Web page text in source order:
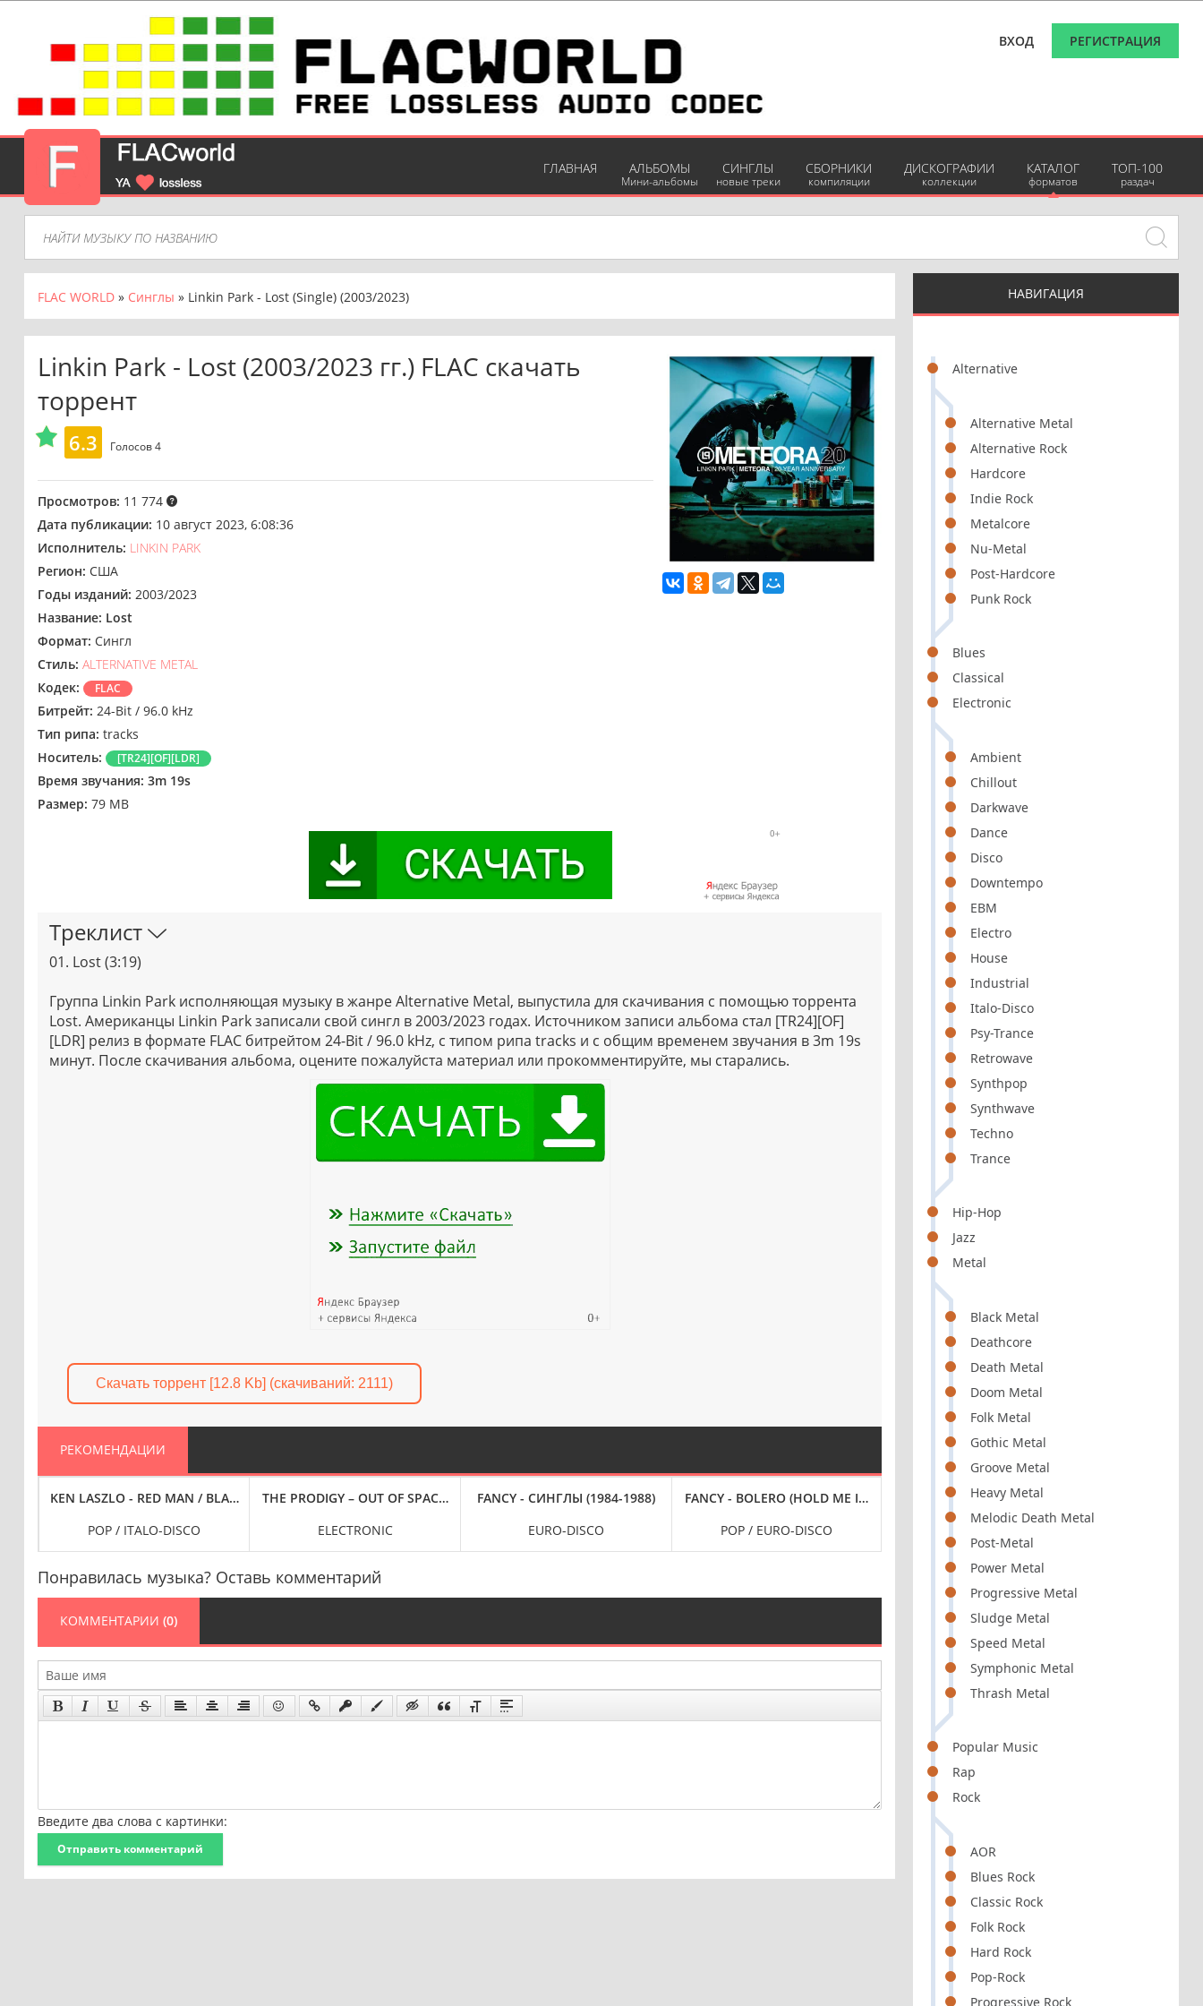
ВХОД РЕГИСТРАЦИЯ
ГЛАВНАЯ АЛЬБОМЫ
Мини-альбомы
СИНГЛЫ
новые треки
СБОРНИКИ
компиляции
ДИСКОГРАФИИ
коллекции
КАТАЛОГ
форматов
ТОП-100
раздач
НАВИГАЦИЯ
Alternative
Alternative Metal
Alternative Rock
Hardcore
Indie Rock
Metalcore
Nu-Metal
Post-Hardcore
Punk Rock
Blues
Classical
Electronic
Ambient
Chillout
Darkwave
Dance
Disco
Downtempo
EBM
Electro
House
Industrial
Italo-Disco
Psy-Trance
Retrowave
Synthpop
Synthwave
Techno
Trance
Hip-Hop
Jazz
Metal
Black Metal
Deathcore
Death Metal
Doom Metal
Folk Metal
Gothic Metal
Groove Metal
Heavy Metal
Melodic Death Metal
Post-Metal
Power Metal
Progressive Metal
Sludge Metal
Speed Metal
Symphonic Metal
Thrash Metal
Popular Music
Rap
Rock
AOR
Blues Rock
Classic Rock
Folk Rock
Hard Rock
Pop-Rock
Progressive Rock
FLAC WORLD » Синглы » Linkin Park - Lost (Single) (2003/2023)
Linkin Park - Lost (2003/2023 гг.) FLAC скачать
торрент
6.3 Голосов4
Просмотров: 11 774
Дата публикации: 10 август 2023, 6:08:36
Исполнитель: LINKIN PARK
Регион: США
Годы изданий: 2003/2023
Название: Lost
Формат: Сингл
Стиль: ALTERNATIVE METAL
Кодек:
FLAC
Битрейт: 24-Bit / 96.0 kHz
Тип рипа: tracks
Носитель:
[TR24][OF][LDR]
Время звучания: 3m 19s
Размер: 79 MB
Треклист
01. Lost (3:19)
Группа Linkin Park исполняющая музыку в жанре Alternative Metal, выпустила для скачивания с помощью торрента
Lost. Американцы Linkin Park записали свой сингл в 2003/2023 годах. Источником записи альбома стал [TR24][OF]
[LDR] релиз в формате FLAC битрейтом 24-Bit / 96.0 kHz, с типом рипа tracks и с общим временем звучания в 3m 19s
минут. После скачивания альбома, оцените пожалуйста материал или прокомментируйте, мы старались.
Скачать торрент [12.8 Kb] (cкачиваний: 2111)
РЕКОМЕНДАЦИИ
(MAXI-SINGLE) (1987)
KEN LASZLO - RED MAN / BLACK PEARL (1988)
POP / ITALO-DISCO
THE PRODIGY – OUT OF SPACE (1992)
ELECTRONIC
FANCY - СИНГЛЫ (1984-1988)
EURO-DISCO
FANCY - BOLERO (HOLD ME IN YOUR ARMS AGAIN) (1985)
POP / EURO-DISCO
MODERN TALKING - IN 100 YEARS... (MAXI-SINGLE)
Понравилась музыка? Оставь комментарий
КОММЕНТАРИИ (0)
Введите два слова с картинки:
Отправить комментарий